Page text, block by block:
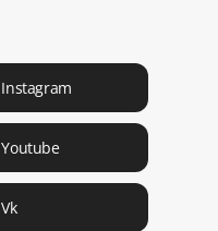
Instagram
Youtube
Vk